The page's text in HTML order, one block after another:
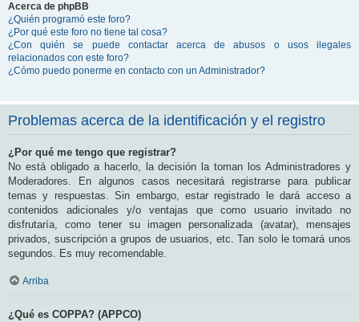
Acerca de phpBB
¿Quién programó este foro?
¿Por qué este foro no tiene tal cosa?
¿Con quién se puede contactar acerca de abusos o usos ilegales
relacionados con este foro?
¿Cómo puedo ponerme en contacto con un Administrador?
Problemas acerca de la identificación y el registro
¿Por qué me tengo que registrar?
No está obligado a hacerlo, la decisión la toman los Administradores y
Moderadores. En algunos casos necesitará registrarse para publicar
temas y respuestas. Sin embargo, estar registrado le dará acceso a
contenidos adicionales y/o ventajas que como usuario invitado no
disfrutaría, como tener su imagen personalizada (avatar), mensajes
privados, suscripción a grupos de usuarios, etc. Tan solo le tomará unos
segundos. Es muy recomendable.
Arriba
¿Qué es COPPA? (APPCO)